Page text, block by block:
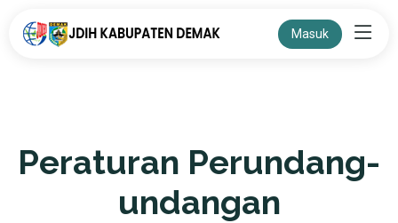
Masuk
Peraturan Perundang-
undangan